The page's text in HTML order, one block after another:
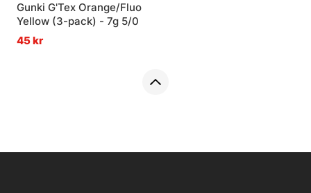
Gunki G'Tex Orange/Fluo
Yellow (3-pack) - 7g 5/0
45 kr